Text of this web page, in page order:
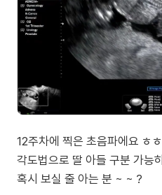
12주차에 찍은 초음파에요 ㅎㅎ
각도법으로 딸 아들 구분 가능
혹시 보실 줄 아는 분 ~ ~ ?